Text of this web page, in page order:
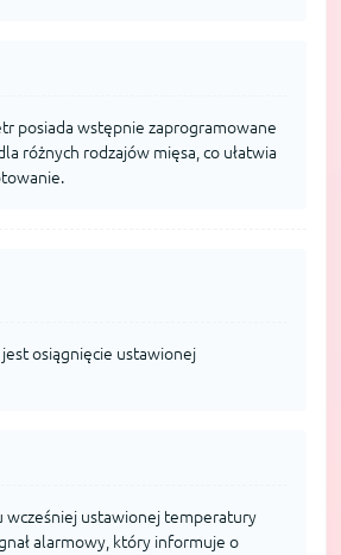
posiada wstępnie zaprogramowane
różnych rodzajów mięsa, co ułatwia
osiągnięcie ustawionej
wcześniej ustawionej temperatury
alarmowy, który informuje o